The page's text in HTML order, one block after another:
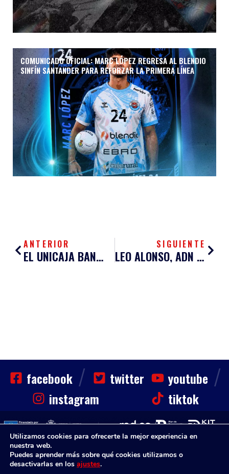
COMUNICADO OFICIAL: MARC LÓPEZ REGRESA AL BLENDIO
SINFÍN SANTANDER PARA REFORZAR LA PRIMERA LÍNEA
ANTERIOR
EL UNICAJA BANCO SINFÍN A PUNTO DE SUMAR
SIGUIENTE
LEO ALONSO, ADN DEL SINFÍN, SEGUIRÁ EN EL EQUIPO SANTANDERINO
facebook / twitter youtube /
instagram tiktok
CLUB HAZTE SOCIO NOTICIAS CONTACTO
Sinfin. Todos los derechos reservados
Utilizamos cookies para ofrecerte la mejor experiencia en
nuestra web.
Puedes aprender más sobre qué cookies utilizamos o
desactivarlas en los ajustes.